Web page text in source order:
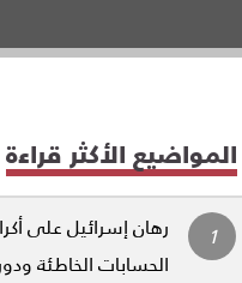
المواضيع الأكثر قراءة
رهان إسرائيل على
الحسابات الخاطئة